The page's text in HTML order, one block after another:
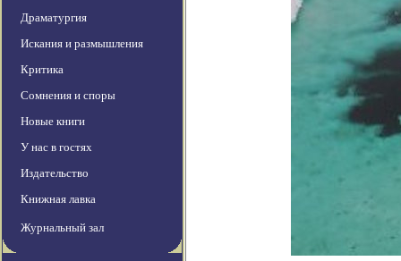
Драматургия
Искания и размышления
Критика
Сомнения и споры
Новые книги
У нас в гостях
Издательство
Книжная лавка
Журнальный зал